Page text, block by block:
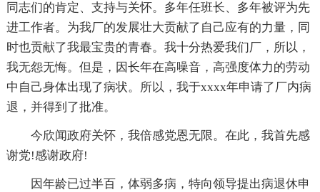
同志们的肯定、支持与关怀。多年任班长、多年被评为先
进工作者。为我厂的发展壮大贡献了自己应有的力量，同
时也贡献了我最宝贵的青春。我十分热爱我们厂，所以，
我无怨无悔。但是，因长年在高噪音，高强度体力的劳动
中自己身体出现了病状。所以，我于xxxx年申请了厂内病
退，并得到了批准。
今欣闻政府关怀，我倍感党恩无限。在此，我首先感
谢党!感谢政府!
因年龄已过半百，体弱多病，特向领导提出病退休申